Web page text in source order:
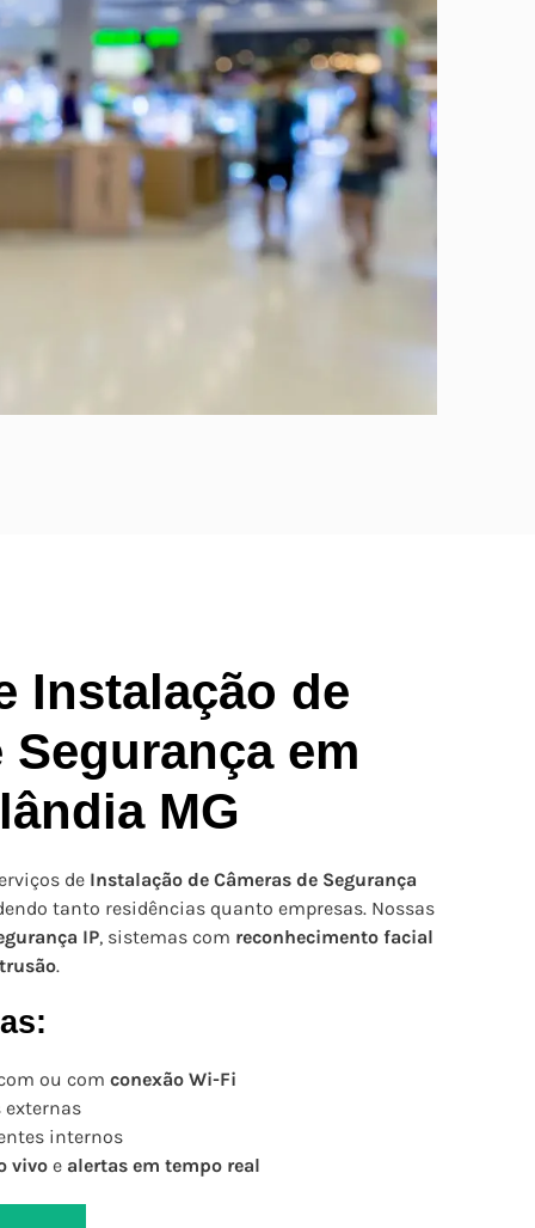
Instalação de
Segurança em
MG
de Instalação de Câmeras de Segurança
tanto residências quanto empresas. Nossas
IP, sistemas com reconhecimento facial
.
ou com conexão Wi-Fi
internos
vivo e alertas em tempo real